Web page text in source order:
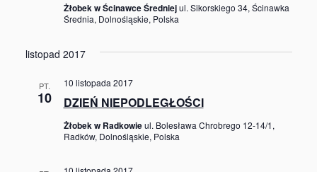
Żłobek w Ścinawce Średniejul. Sikorskiego 34, Ścinawka
Średnia, Dolnośląskie, Polska
listopad 2017
PT.
10 DZIEŃ NIEPODLEGŁOŚCI
10 listopada 2017
Żłobek w Radkowieul. Bolesława Chrobrego 12-14/1,
Radków, Dolnośląskie, Polska